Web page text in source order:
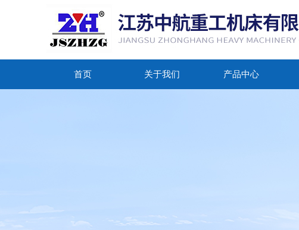
首页 关于我们 产品中心